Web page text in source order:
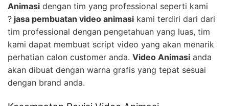
Animasi dengan tim yang professional seperti kami
? jasa pembuatan video animasi kami terdiri dari dari
tim professional dengan pengetahuan yang luas, tim
kami dapat membuat script video yang akan menarik
perhatian calon customer anda. Video Animasi anda
akan dibuat dengan warna grafis yang tepat sesuai
dengan brand anda.